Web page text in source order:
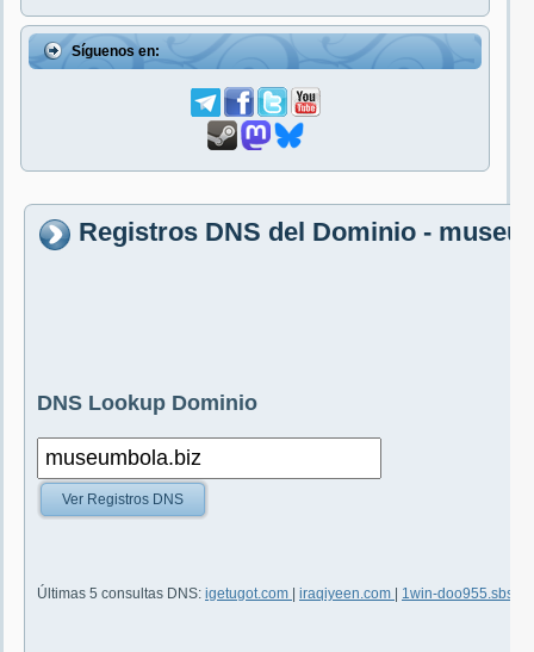
Síguenos en:
Registros DNS del Dominio -
DNS Lookup Dominio
Ver Registros DNS
Últimas 5 consultas DNS: igetugot.com iraqiyeen.com 1win-doo955.sbs